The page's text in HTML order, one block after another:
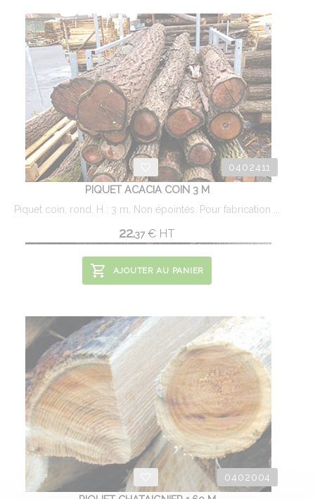
0402411
PIQUET ACACIA COIN 3 M
Piquet coin, rond. H : 3 m. Non épointés. Pour fabrication ...
22.37 € HT
AJOUTER AU PANIER
0402004